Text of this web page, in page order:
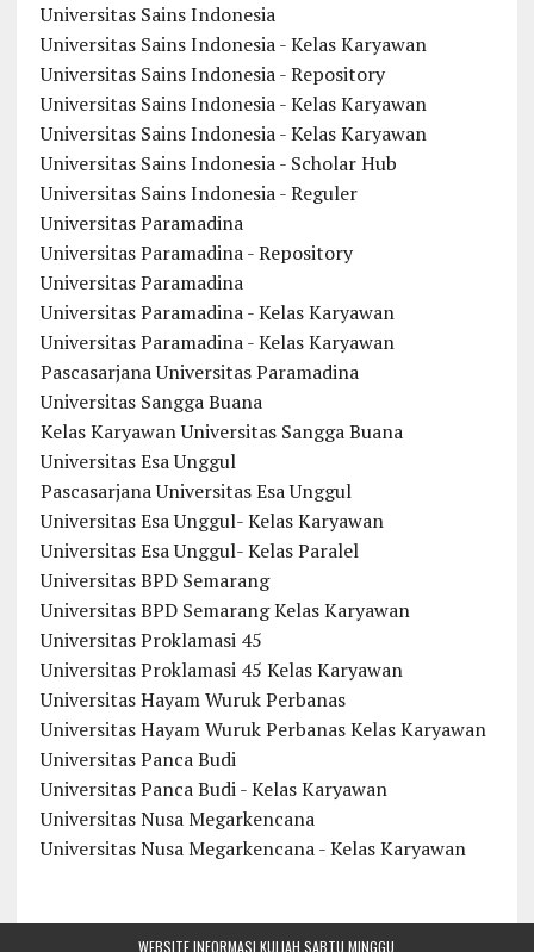
Universitas Sains Indonesia
Universitas Sains Indonesia - Kelas Karyawan
Universitas Sains Indonesia - Repository
Universitas Sains Indonesia - Kelas Karyawan
Universitas Sains Indonesia - Kelas Karyawan
Universitas Sains Indonesia - Scholar Hub
Universitas Sains Indonesia - Reguler
Universitas Paramadina
Universitas Paramadina - Repository
Universitas Paramadina
Universitas Paramadina - Kelas Karyawan
Universitas Paramadina - Kelas Karyawan
Pascasarjana Universitas Paramadina
Universitas Sangga Buana
Kelas Karyawan Universitas Sangga Buana
Universitas Esa Unggul
Pascasarjana Universitas Esa Unggul
Universitas Esa Unggul- Kelas Karyawan
Universitas Esa Unggul- Kelas Paralel
Universitas BPD Semarang
Universitas BPD Semarang Kelas Karyawan
Universitas Proklamasi 45
Universitas Proklamasi 45 Kelas Karyawan
Universitas Hayam Wuruk Perbanas
Universitas Hayam Wuruk Perbanas Kelas Karyawan
Universitas Panca Budi
Universitas Panca Budi - Kelas Karyawan
Universitas Nusa Megarkencana
Universitas Nusa Megarkencana - Kelas Karyawan
WEBSITE INFORMASI KULIAH SABTU MINGGU